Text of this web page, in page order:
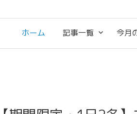
ホーム 記事一覧 今月